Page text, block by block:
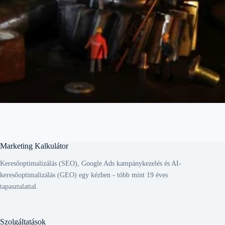
Marketing Kalkulátor
Keresőoptimalizálás (SEO), Google Ads kampánykezelés és AI-
keresőoptimalizálás (GEO) egy kézben - több mint 19 éves
tapasztalattal.
Szolgáltatások